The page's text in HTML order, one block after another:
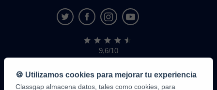
9,6/10
1.339.284
de
alumnos
🍪 Utilizamos cookies para mejorar tu experiencia
Classgap almacena datos, tales como cookies, para